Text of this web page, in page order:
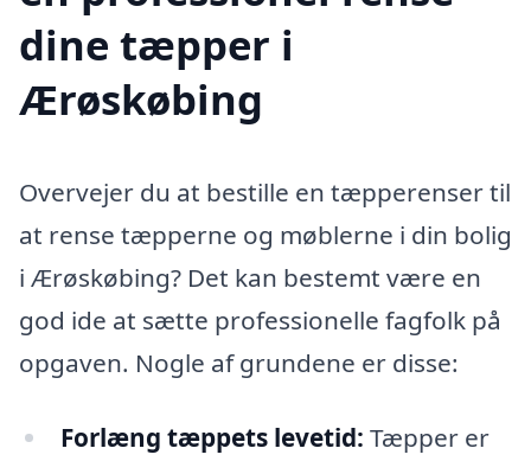
dine tæpper i
Ærøskøbing
Overvejer du at bestille en tæpperenser til
at rense tæpperne og møblerne i din bolig
i Ærøskøbing? Det kan bestemt være en
god ide at sætte professionelle fagfolk på
opgaven. Nogle af grundene er disse:
Forlæng tæppets levetid: Tæpper er